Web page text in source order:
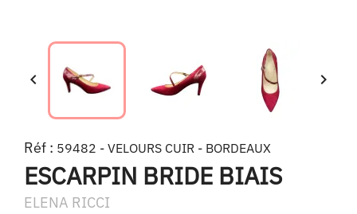
 
Réf : 59482 - VELOURS CUIR - BORDEAUX
ESCARPIN BRIDE BIAIS
ELENA RICCI